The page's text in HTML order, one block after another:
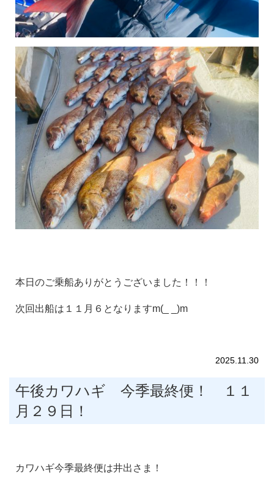
本日のご乗船ありがとうございました！！！
次回出船は１１月６となりますm(_ _)m
2025.11.30
午後カワハギ 今季最終便！ １１
月２９日！
カワハギ今季最終便は井出さま！